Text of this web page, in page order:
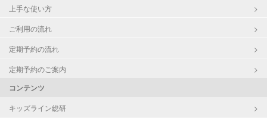
上手な使い方
ご利用の流れ
定期予約の流れ
定期予約のご案内
コンテンツ
キッズライン総研